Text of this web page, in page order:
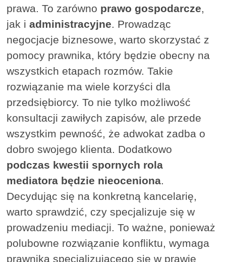
prawa. To zarówno prawo gospodarcze,
jak iadministracyjne. Prowadząc
negocjacje biznesowe, warto skorzystać z
pomocy prawnika, który będzie obecny na
wszystkich etapach rozmów. Takie
rozwiązanie ma wiele korzyści dla
przedsiębiorcy. To nie tylko możliwość
konsultacji zawiłych zapisów, ale przede
wszystkim pewność, że adwokat zadba o
dobro swojego klienta. Dodatkowo
podczas kwestii spornych rola
mediatora będzie nieoceniona.
Decydując się na konkretną kancelarię,
warto sprawdzić, czy specjalizuje się w
prowadzeniu mediacji. To ważne, ponieważ
polubowne rozwiązanie konfliktu, wymaga
prawnika specjalizującego się w prawie